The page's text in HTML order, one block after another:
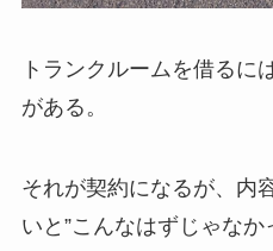
トランクルームを借るに
がある。
それが契約になるが、内
いと”こんなはずじゃな